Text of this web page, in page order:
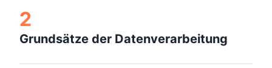
2
Grundsätze der Datenverarbeitung